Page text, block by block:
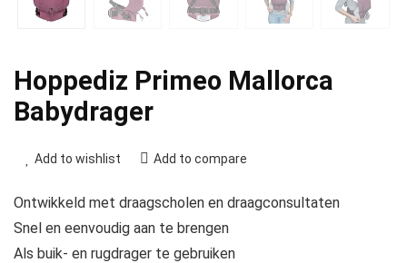
Hoppediz Primeo Mallorca
Babydrager
Add to wishlist Add to compare
Ontwikkeld met draagscholen en draagconsultaten
Snel en eenvoudig aan te brengen
Als buik- en rugdrager te gebruiken